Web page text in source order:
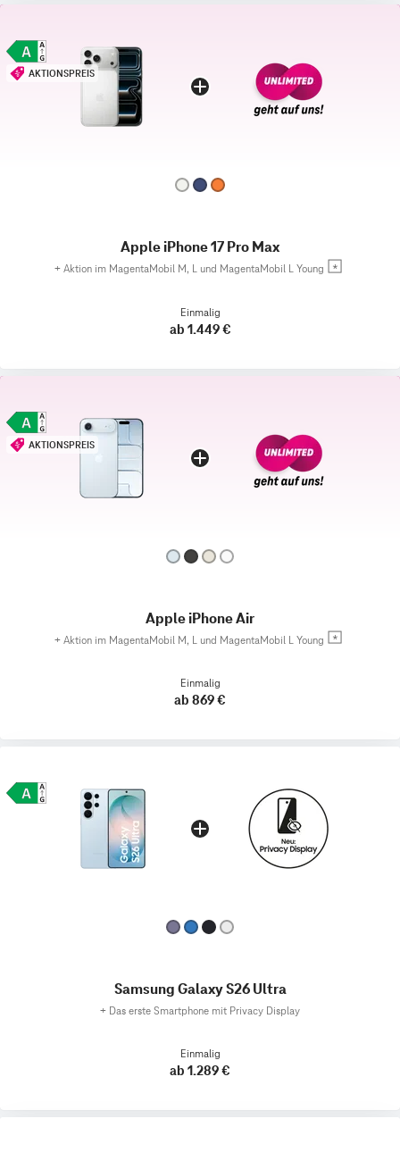
AKTIONSPREIS
Apple iPhone 17 Pro Max
+ Aktion im MagentaMobil M, L und MagentaMobil L Young
Einmalig
ab 1.449 €
AKTIONSPREIS
Apple iPhone Air
+ Aktion im MagentaMobil M, L und MagentaMobil L Young
Einmalig
ab 869 €
Samsung Galaxy S26 Ultra
+ Das erste Smartphone mit Privacy Display
Einmalig
ab 1.289 €